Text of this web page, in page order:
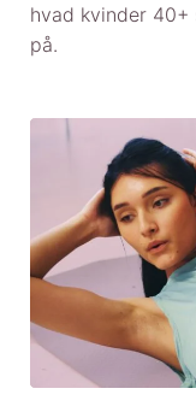
hvad kvinder
på.